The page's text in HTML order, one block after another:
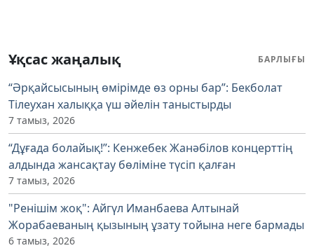
Ұқсас жаңалық БАРЛЫҒЫ
“Әрқайсысының өмірімде өз орны бар”: Бекболат
Тілеухан халыққа үш әйелін таныстырды
7 тамыз, 2026
“Дұғада болайық!”: Кенжебек Жанәбілов концерттің
алдында жансақтау бөліміне түсіп қалған
7 тамыз, 2026
"Ренішім жоқ": Айгүл Иманбаева Алтынай
Жорабаеваның қызының ұзату тойына неге бармады
6 тамыз, 2026